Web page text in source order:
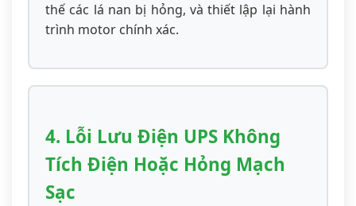
thế các lá nan bị hỏng, và thiết lập lại hành
trình motor chính xác.
4. Lỗi Lưu Điện UPS Không
Tích Điện Hoặc Hỏng Mạch
Sạc